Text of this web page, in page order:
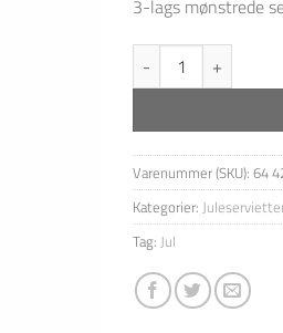
3-lags mønstrede
"Birketræer" antal
Varenummer (SKU):64
Kategorier:
Tag: Jul